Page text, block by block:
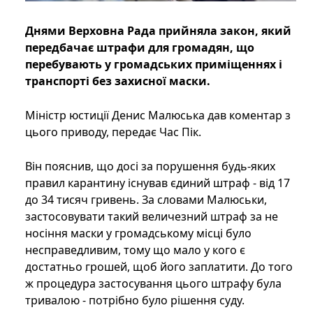
Днями Верховна Рада прийняла закон, який
передбачає штрафи для громадян, що
перебувають у громадських приміщеннях і
транспорті без захисної маски.
Міністр юстиції Денис Малюська дав коментар з
цього приводу, передає Час Пік.
Він пояснив, що досі за порушення будь-яких
правил карантину існував єдиний штраф - від 17
до 34 тисяч гривень. За словами Малюськи,
застосовувати такий величезний штраф за не
носіння маски у громадському місці було
несправедливим, тому що мало у кого є
достатньо грошей, щоб його заплатити. До того
ж процедура застосування цього штрафу була
тривалою - потрібно було рішення суду.